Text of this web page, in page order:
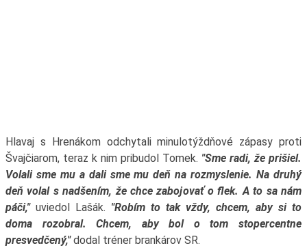
Hlavaj s Hrenákom odchytali minulotýždňové zápasy proti
Švajčiarom, teraz k nim pribudol Tomek. "Sme radi, že prišiel.
Volali sme mu a dali sme mu deň na rozmyslenie. Na druhý
deň volal s nadšením, že chce zabojovať o flek. A to sa nám
páči,"uviedol Lašák. "Robím to tak vždy, chcem, aby si to
doma rozobral. Chcem, aby bol o tom stopercentne
presvedčený,"dodal tréner brankárov SR.